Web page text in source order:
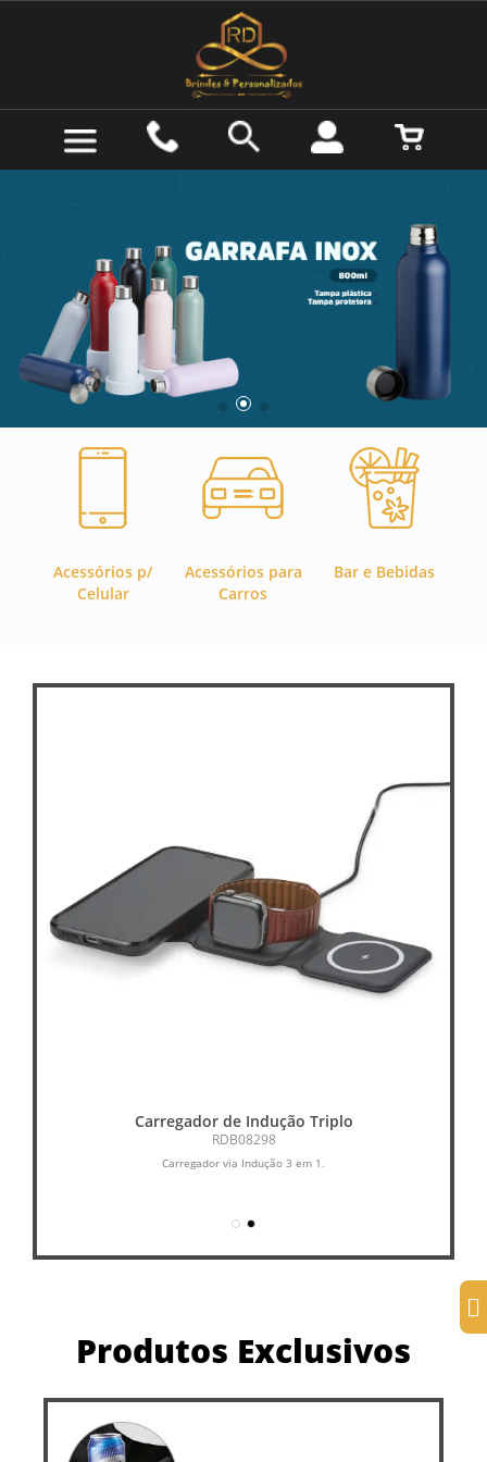
Acessórios p/
Celular
Acessórios para
Carros
Bar e Bebidas
Carregador de Indução Triplo
RDB08298
Carregador via Indução 3 em 1.
Produtos Exclusivos